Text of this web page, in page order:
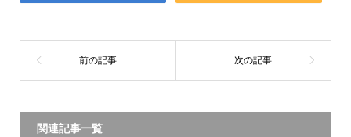
関連記事一覧